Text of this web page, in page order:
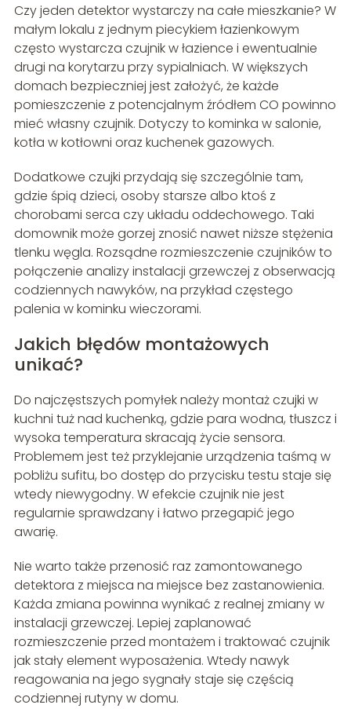
Czy jeden detektor wystarczy na całe mieszkanie? W
małym lokalu z jednym piecykiem łazienkowym
często wystarcza czujnik w łazience i ewentualnie
drugi na korytarzu przy sypialniach. W większych
domach bezpieczniej jest założyć, że każde
pomieszczenie z potencjalnym źródłem CO powinno
mieć własny czujnik. Dotyczy to kominka w salonie,
kotła w kotłowni oraz kuchenek gazowych.
Dodatkowe czujki przydają się szczególnie tam,
gdzie śpią dzieci, osoby starsze albo ktoś z
chorobami serca czy układu oddechowego. Taki
domownik może gorzej znosić nawet niższe stężenia
tlenku węgla. Rozsądne rozmieszczenie czujników to
połączenie analizy instalacji grzewczej z obserwacją
codziennych nawyków, na przykład częstego
palenia w kominku wieczorami.
Jakich błędów montażowych
unikać?
Do najczęstszych pomyłek należy montaż czujki w
kuchni tuż nad kuchenką, gdzie para wodna, tłuszcz i
wysoka temperatura skracają życie sensora.
Problemem jest też przyklejanie urządzenia taśmą w
pobliżu sufitu, bo dostęp do przycisku testu staje się
wtedy niewygodny. W efekcie czujnik nie jest
regularnie sprawdzany i łatwo przegapić jego
awarię.
Nie warto także przenosić raz zamontowanego
detektora z miejsca na miejsce bez zastanowienia.
Każda zmiana powinna wynikać z realnej zmiany w
instalacji grzewczej. Lepiej zaplanować
rozmieszczenie przed montażem i traktować czujnik
jak stały element wyposażenia. Wtedy nawyk
reagowania na jego sygnały staje się częścią
codziennej rutyny w domu.